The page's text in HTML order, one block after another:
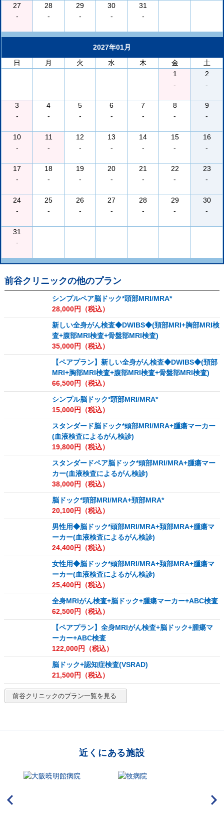
27
-
28
-
29
-
30
-
31
-
2027年01月
日
月 火 水 木 金
土
1
-
2
-
3
-
4
-
5
-
6
-
7
-
8
-
9
-
10
-
11
-
12
-
13
-
14
-
15
-
16
-
17
-
18
-
19
-
20
-
21
-
22
-
23
-
24
-
25
-
26
-
27
-
28
-
29
-
30
-
31
-
前谷クリニックの他のプラン
シンプルペア脳ドック*頭部MRI/MRA*
28,000円（税込）
新しい全身がん検査◆DWIBS◆(頚部MRI+胸部MRI検
査+腹部MRI検査+骨盤部MRI検査)
35,000円（税込）
【ペアプラン】新しい全身がん検査◆DWIBS◆(頚部
MRI+胸部MRI検査+腹部MRI検査+骨盤部MRI検査)
66,500円（税込）
シンプル脳ドック*頭部MRI/MRA*
15,000円（税込）
スタンダード脳ドック*頭部MRI/MRA+腫瘍マーカー
(血液検査によるがん検診)
19,800円（税込）
スタンダードペア脳ドック*頭部MRI/MRA+腫瘍マー
カー(血液検査によるがん検診)
38,000円（税込）
脳ドック*頭部MRI/MRA+頚部MRA*
20,100円（税込）
男性用◆脳ドック*頭部MRI/MRA+頚部MRA+腫瘍マ
ーカー(血液検査によるがん検診)
24,400円（税込）
女性用◆脳ドック*頭部MRI/MRA+頚部MRA+腫瘍マ
ーカー(血液検査によるがん検診)
25,400円（税込）
全身MRIがん検査+脳ドック+腫瘍マーカー+ABC検査
62,500円（税込）
【ペアプラン】全身MRIがん検査+脳ドック+腫瘍マ
ーカー+ABC検査
122,000円（税込）
脳ドック+認知症検査(VSRAD)
21,500円（税込）
前谷クリニックのプラン一覧を見る
近くにある施設